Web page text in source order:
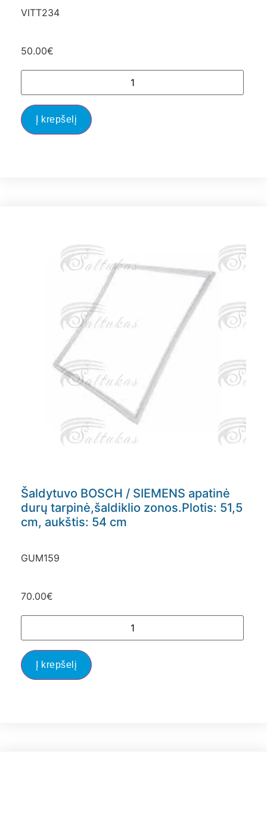
VITT234
50.00€
Į krepšelį
Šaldytuvo BOSCH / SIEMENS apatinė
durų tarpinė,šaldiklio zonos.Plotis: 51,5
cm, aukštis: 54 cm
GUM159
70.00€
Į krepšelį